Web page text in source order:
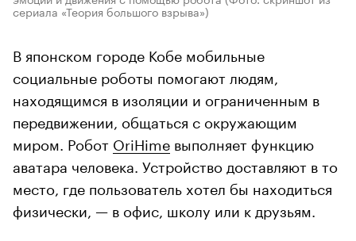
сериала «Теория большого взрыва»)
В японском городе Кобе мобильные
социальные роботы помогают людям,
находящимся в изоляции и ограниченным в
передвижении, общаться с окружающим
миром. Робот OriHime выполняет функцию
аватара человека. Устройство доставляют в то
место, где пользователь хотел бы находиться
физически, — в офис, школу или к друзьям.